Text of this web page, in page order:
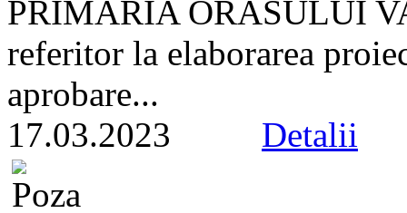
PRIMARIA ORASULUI
referitor la elaborarea
aprobare...
17.03.2023 Detalii